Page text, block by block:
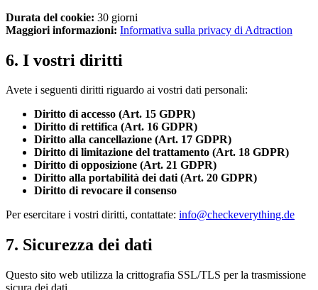
Durata del cookie: 30 giorni
Maggiori informazioni: Informativa sulla privacy di Adtraction
6. I vostri diritti
Avete i seguenti diritti riguardo ai vostri dati personali:
Diritto di accesso (Art. 15 GDPR)
Diritto di rettifica (Art. 16 GDPR)
Diritto alla cancellazione (Art. 17 GDPR)
Diritto di limitazione del trattamento (Art. 18 GDPR)
Diritto di opposizione (Art. 21 GDPR)
Diritto alla portabilità dei dati (Art. 20 GDPR)
Diritto di revocare il consenso
Per esercitare i vostri diritti, contattate: info@checkeverything.de
7. Sicurezza dei dati
Questo sito web utilizza la crittografia SSL/TLS per la trasmissione